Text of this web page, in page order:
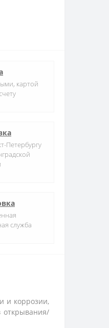
картой
Петербургу
служба
и коррозии,
открывания/